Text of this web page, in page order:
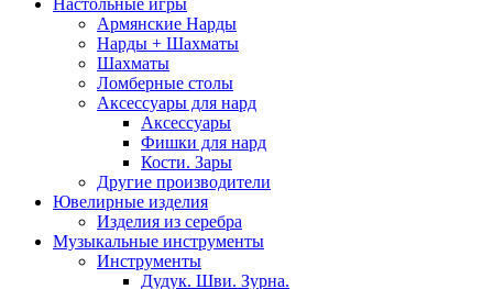
Настольные игры
Армянские Нарды
Нарды + Шахматы
Шахматы
Ломберные столы
Аксессуары для нард
Аксессуары
Фишки для нард
Кости. Зары
Другие производители
Ювелирные изделия
Изделия из серебра
Музыкальные инструменты
Инструменты
Дудук. Шви. Зурна.